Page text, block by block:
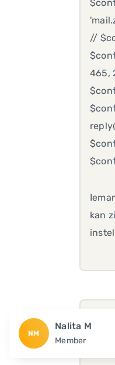
//
465,
kan
NM
Nalita M
Member